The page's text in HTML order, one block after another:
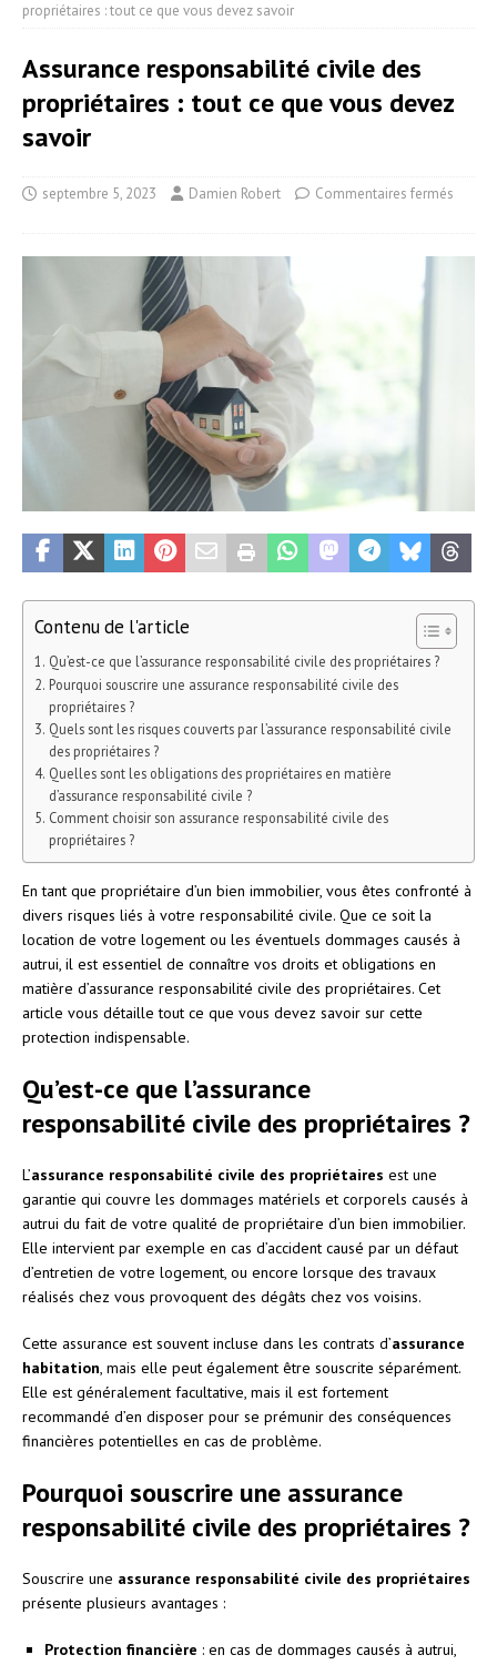
propriétaires : tout ce que vous devez savoir
Assurance responsabilité civile des
propriétaires : tout ce que vous devez
savoir
septembre 5, 2023 Damien Robert Commentaires fermés
Contenu de l'article
Qu’est-ce que l’assurance responsabilité civile des propriétaires ?
Pourquoi souscrire une assurance responsabilité civile des
propriétaires ?
Quels sont les risques couverts par l’assurance responsabilité civile
des propriétaires ?
Quelles sont les obligations des propriétaires en matière
d’assurance responsabilité civile ?
Comment choisir son assurance responsabilité civile des
propriétaires ?
En tant que propriétaire d’un bien immobilier, vous êtes confronté à
divers risques liés à votre responsabilité civile. Que ce soit la
location de votre logement ou les éventuels dommages causés à
autrui, il est essentiel de connaître vos droits et obligations en
matière d’assurance responsabilité civile des propriétaires. Cet
article vous détaille tout ce que vous devez savoir sur cette
protection indispensable.
Qu’est-ce que l’assurance
responsabilité civile des propriétaires ?
L’assurance responsabilité civile des propriétaires est une
garantie qui couvre les dommages matériels et corporels causés à
autrui du fait de votre qualité de propriétaire d’un bien immobilier.
Elle intervient par exemple en cas d’accident causé par un défaut
d’entretien de votre logement, ou encore lorsque des travaux
réalisés chez vous provoquent des dégâts chez vos voisins.
Cette assurance est souvent incluse dans les contrats d’assurance
habitation , mais elle peut également être souscrite séparément.
Elle est généralement facultative, mais il est fortement
recommandé d’en disposer pour se prémunir des conséquences
financières potentielles en cas de problème.
Pourquoi souscrire une assurance
responsabilité civile des propriétaires ?
Souscrire une assurance responsabilité civile des propriétaires
présente plusieurs avantages :
Protection financière : en cas de dommages causés à autrui,